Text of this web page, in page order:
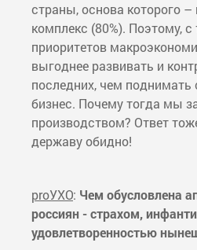
страны, основа которого
комплекс (80%). Поэтому, с
приоритетов
выгоднее развивать и
последних, чем
бизнес. Почему тогда мы
производством? Ответ
державу обидно!
proУХО: Чем обусловлена
россиян - страхом,
удовлетворенностью